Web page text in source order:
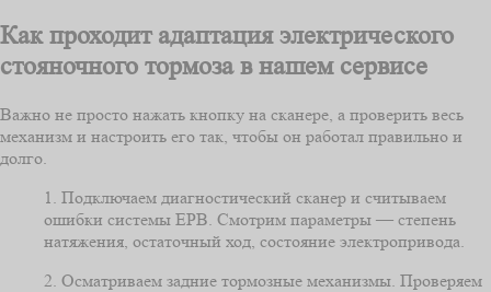
Как проходит адаптация электрического
стояночного тормоза в нашем сервисе
Важно не просто нажать кнопку на сканере, а проверить весь
механизм и настроить его так, чтобы он работал правильно и
долго.
1. Подключаем диагностический сканер и считываем
ошибки системы EPB. Смотрим параметры — степень
натяжения, остаточный ход, состояние электропривода.
2. Осматриваем задние тормозные механизмы. Проверяем